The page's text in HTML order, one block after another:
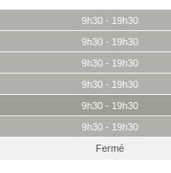
9h30 - 19h30
9h30 - 19h30
9h30 - 19h30
9h30 - 19h30
9h30 - 19h30
9h30 - 19h30
Fermé